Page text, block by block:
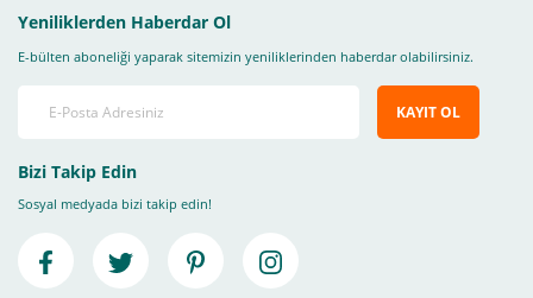
Yeniliklerden Haberdar Ol
E-bülten aboneliği yaparak sitemizin yeniliklerinden haberdar olabilirsiniz.
KAYIT OL
Bizi Takip Edin
Sosyal medyada bizi takip edin!